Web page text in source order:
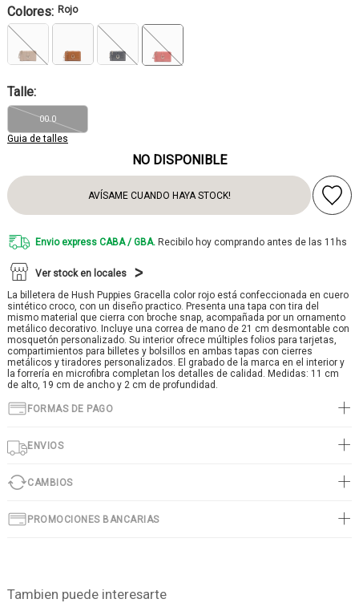
Colores: Rojo
Talle:
Guia de talles
00.0
NO DISPONIBLE
AVÍSAME CUANDO HAYA STOCK!
Envio express CABA / GBA. Recibilo hoy comprando antes de las 11hs
Ver stock en locales
La billetera de Hush Puppies Gracella color rojo está confeccionada en cuero
sintético croco, con un diseño practico. Presenta una tapa con tira del
mismo material que cierra con broche snap, acompañada por un ornamento
metálico decorativo. Incluye una correa de mano de 21 cm desmontable con
mosquetón personalizado. Su interior ofrece múltiples folios para tarjetas,
compartimientos para billetes y bolsillos en ambas tapas con cierres
metálicos y tiradores personalizados. El grabado de la marca en el interior y
la forrería en microfibra completan los detalles de calidad. Medidas: 11 cm
de alto, 19 cm de ancho y 2 cm de profundidad.
FORMAS DE PAGO
ENVIOS
CAMBIOS
PROMOCIONES BANCARIAS
Tambien puede interesarte